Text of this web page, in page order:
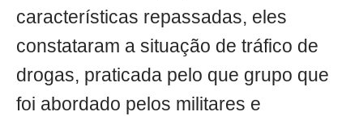
características repassadas, eles
constataram a situação de tráfico de
drogas, praticada pelo que grupo que
foi abordado pelos militares e